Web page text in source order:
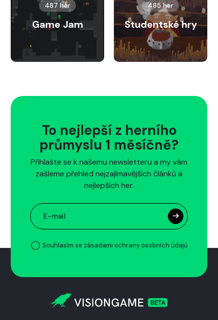
487 her
Game Jam
485 her
Studentské hry
To nejlepší z herního
průmyslu 1 měsíčně?
Přihlašte se k našemu newsletteru a my vám
zašleme přehled nejzajímavějších článků a
nejlepších her.
Souhlasím se zásadami ochrany osobních údajů